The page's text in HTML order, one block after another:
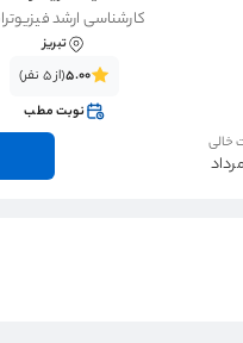
کارشناسی ارشد
تبریز
5.00(از 5 نفر)
نوبت مطب
خالی